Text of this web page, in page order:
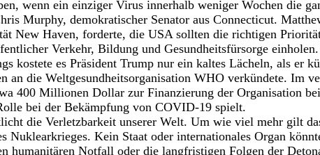
wenn ein einziger Virus innerhalb weniger Wochen die
Murphy, demokratischer Senator aus Connecticut.
New Haven, forderte, die USA sollten die richtigen
Verkehr, Bildung und Gesundheitsfürsorge
kostete es Präsident Trump nur ein kaltes Lächeln, als er
an die Weltgesundheitsorganisation WHO verkündete. Im
400 Millionen Dollar zur Finanzierung der Organisation
bei der Bekämpfung von COVID-19 spielt.
die Verletzbarkeit unserer Welt. Um wie viel mehr gilt
Nuklearkrieges. Kein Staat oder internationales Organ
humanitären Notfall oder die langfristigen Folgen der